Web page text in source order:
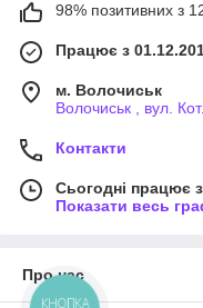
98% позитивних з
Працює з
м. Волочиськ
Волочиськ , вул.
Контакти
Сьогодні працює
Показати весь
Про нас
КНОПКА